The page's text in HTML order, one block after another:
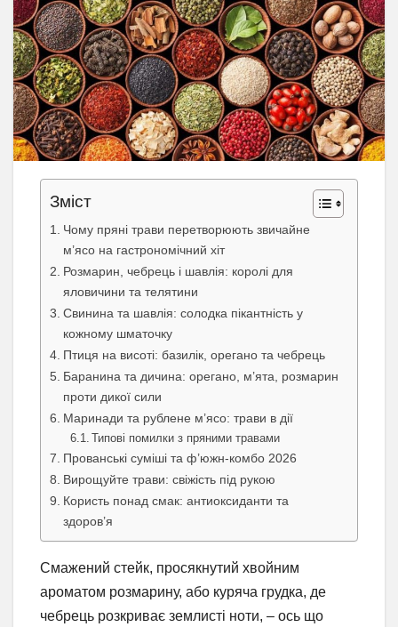
Зміст
Чому пряні трави перетворюють звичайне
м’ясо на гастрономічний хіт
Розмарин, чебрець і шавлія: королі для
яловичини та телятини
Свинина та шавлія: солодка пікантність у
кожному шматочку
Птиця на висоті: базилік, орегано та чебрець
Баранина та дичина: орегано, м’ята, розмарин
проти дикої сили
Маринади та рублене м’ясо: трави в дії
Типові помилки з пряними травами
Прованські суміші та ф’южн-комбо 2026
Вирощуйте трави: свіжість під рукою
Користь понад смак: антиоксиданти та
здоров’я
Смажений стейк, просякнутий хвойним
ароматом розмарину, або куряча грудка, де
чебрець розкриває землисті ноти, – ось що